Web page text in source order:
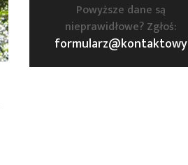
Powyższe dane są
nieprawidłowe? Zgłoś:
formularz@kontaktowy